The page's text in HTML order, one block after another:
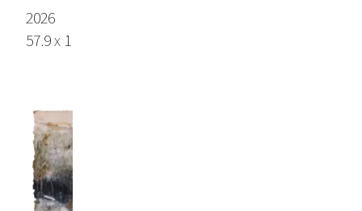
2026
57.9 x 110.6 in / 147 x 281 cm, Lokta Paper